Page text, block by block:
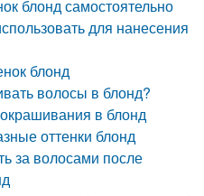
блонд самостоятельно
для нанесения
блонд
волосы в блонд?
в блонд
оттенки блонд
за волосами после